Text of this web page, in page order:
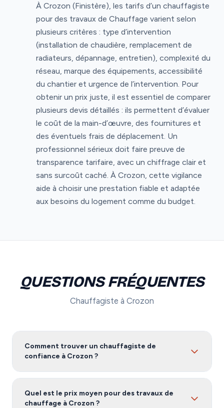
À Crozon (Finistère), les tarifs d’un chauffagiste
pour des travaux de Chauffage varient selon
plusieurs critères : type d’intervention
(installation de chaudière, remplacement de
radiateurs, dépannage, entretien), complexité du
réseau, marque des équipements, accessibilité
du chantier et urgence de l’intervention. Pour
obtenir un prix juste, il est essentiel de comparer
plusieurs devis détaillés : ils permettent d’évaluer
le coût de la main-d’œuvre, des fournitures et
des éventuels frais de déplacement. Un
professionnel sérieux doit faire preuve de
transparence tarifaire, avec un chiffrage clair et
sans surcoût caché. À Crozon, cette vigilance
aide à choisir une prestation fiable et adaptée
aux besoins du logement comme du budget.
QUESTIONS FRÉQUENTES
Chauffagiste à Crozon
Comment trouver un chauffagiste de
confiance à Crozon ?
Pour trouver un chauffagiste fiable à Crozon, nous
Notre service vous met en relation avec des artisans
Quel est le prix moyen pour des travaux de
chauffage à Crozon ?